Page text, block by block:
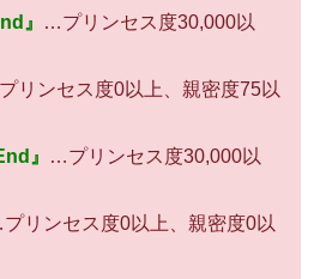
』
…プリンセス度30,000以
リンセス度0以上、親密度75以
』
…プリンセス度30,000以
リンセス度0以上、親密度0以